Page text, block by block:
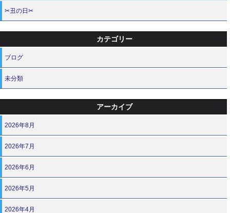
✂丑の日✂
カテゴリー
ブログ
未分類
アーカイブ
2026年8月
2026年7月
2026年6月
2026年5月
2026年4月